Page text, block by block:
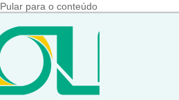
Pular para o conteúdo